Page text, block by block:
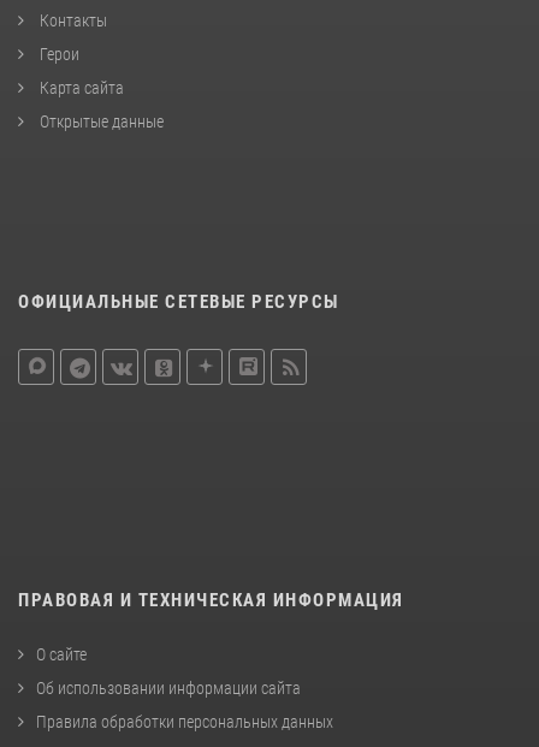
Контакты
Герои
Карта сайта
Открытые данные
ОФИЦИАЛЬНЫЕ СЕТЕВЫЕ РЕСУРСЫ
ПРАВОВАЯ И ТЕХНИЧЕСКАЯ ИНФОРМАЦИЯ
О сайте
Об использовании информации сайта
Правила обработки персональных данных